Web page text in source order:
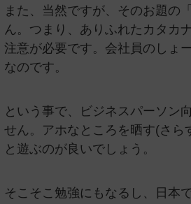
また、当然ですが、そのお題の
ん。つまり、ありふれたカタカ
注意が必要です。会社員のしょ
なのです。
という事で、ビジネスパーソン
せん。アホなところを晒す(さら
と遊ぶのが良いでしょう。
そこそこ勉強にもなるし、日本